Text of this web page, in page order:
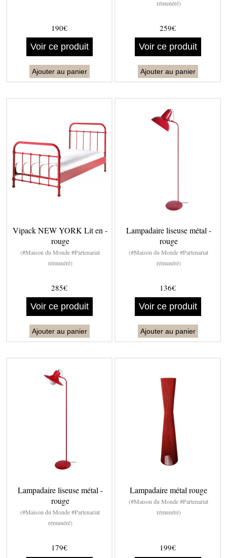
190€
Voir ce produit
Ajouter au panier
rémunéré)
259€
Voir ce produit
Ajouter au panier
Vipack NEW YORK Lit en -
rouge
(#Maison du Monde #Partenariat
rémunéré)
285€
Voir ce produit
Ajouter au panier
Lampadaire liseuse métal -
rouge
(#Maison du Monde #Partenariat
rémunéré)
136€
Voir ce produit
Ajouter au panier
Lampadaire liseuse métal -
rouge
(#Maison du Monde #Partenariat
rémunéré)
179€
Lampadaire métal rouge
(#Maison du Monde #Partenariat
rémunéré)
199€